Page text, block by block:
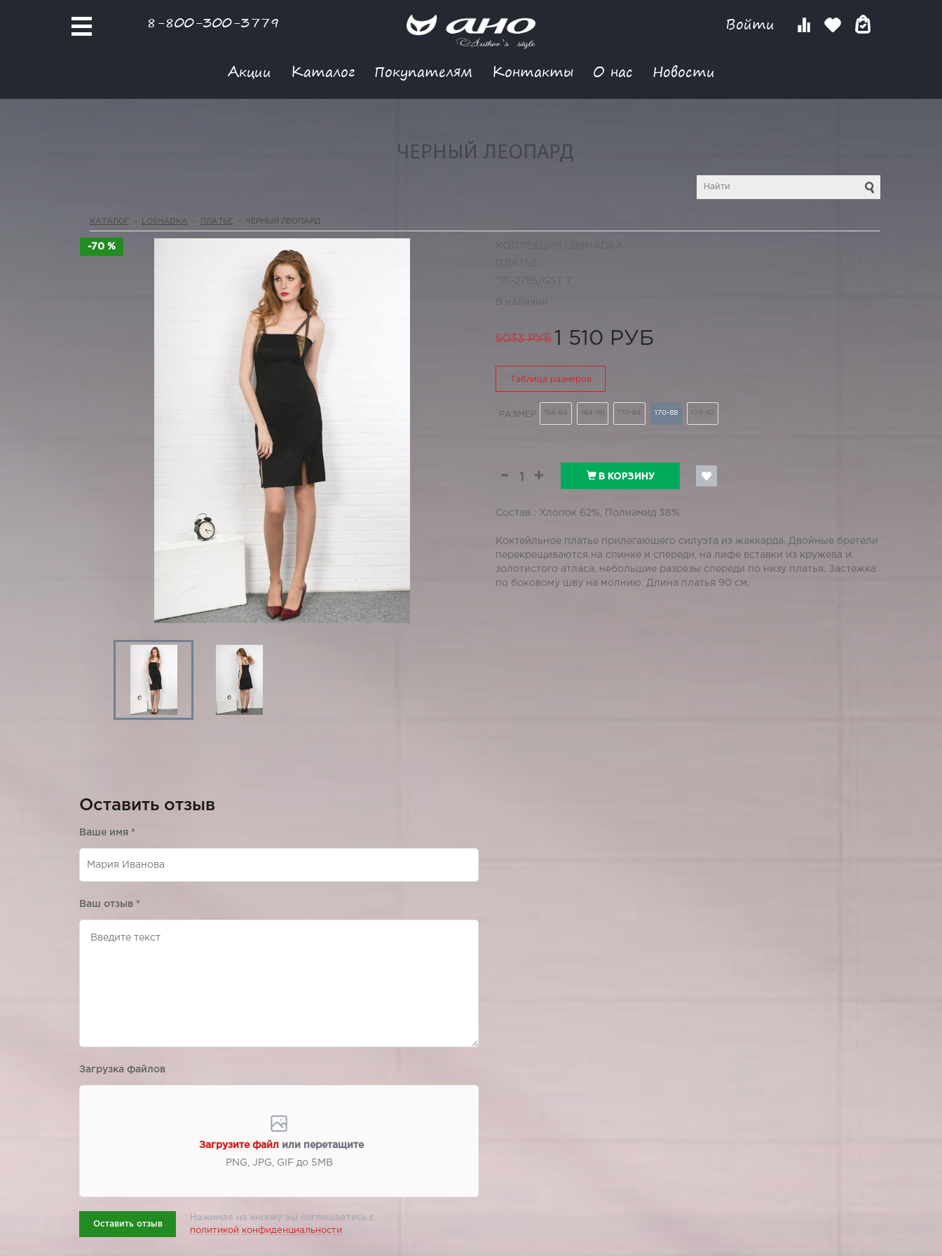
8-800-300-3779 Войти
Акции Каталог Покупателям Контакты О нас Новости
ЧЕРНЫЙ ЛЕОПАРД
КАТАЛОГ - LOSHADKA - ПЛАТЬЕ - ЧЕРНЫЙ ЛЕОПАРД
-70 % КОЛЛЕКЦИЯ LOSHADKA
ПЛАТЬЕ
*111-2785/GST 7
В наличии
5033 РУБ 1 510 РУБ
Таблица размеров
РАЗМЕР 164-84 164-96 170-84 170-88 170-92
В КОРЗИНУ
Состав : Хлопок 62%, Полиамид 38%
Коктейльное платье прилегающего силуэта из жаккарда. Двойные бретели
перекрещиваются на спинке и спереди, на лифе вставки из кружева и
золотистого атласа, небольшие разрезы спереди по низу платья. Застежка
по боковому шву на молнию. Длина платья 90 см.
Оставить отзыв
Ваше имя *
Ваш отзыв *
Загрузка файлов
Загрузите файл или перетащите
PNG, JPG, GIF до 5МВ
Оставить отзыв
Нажимая на кнопку вы соглашаетесь с
политикой конфиденциальности